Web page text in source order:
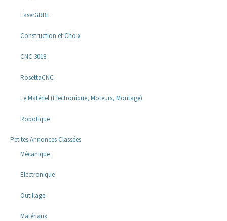
LaserGRBL
Construction et Choix
CNC 3018
RosettaCNC
Le Matériel (Electronique, Moteurs, Montage)
Robotique
Petites Annonces Classées
Mécanique
Electronique
Outillage
Matériaux